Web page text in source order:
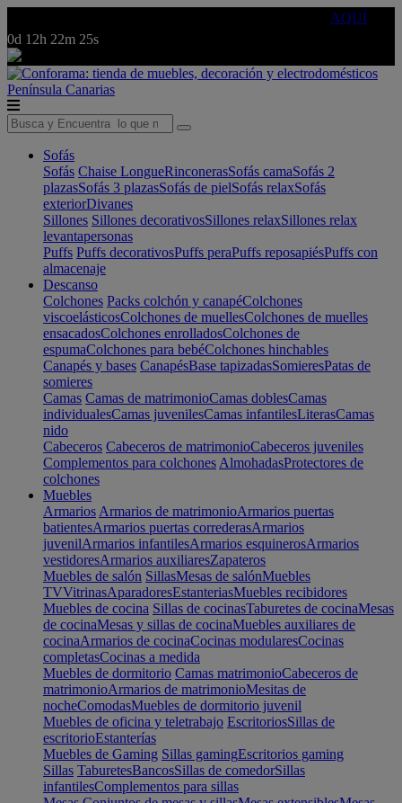
AQUÍ
0d 12h 22m 25s
Península Canarias
Sofás
Sofás Chaise LongueRinconerasSofás camaSofás 2
plazasSofás 3 plazasSofás de pielSofás relaxSofás
exteriorDivanes
Sillones Sillones decorativosSillones relaxSillones relax
levantapersonas
Puffs Puffs decorativosPuffs peraPuffs reposapiésPuffs con
almacenaje
Descanso
Colchones Packs colchón y canapéColchones
viscoelásticosColchones de muellesColchones de muelles
ensacadosColchones enrolladosColchones de
espumaColchones para bebéColchones hinchables
Canapés y bases CanapésBase tapizadasSomieresPatas de
somieres
Camas Camas de matrimonioCamas doblesCamas
individualesCamas juvenilesCamas infantilesLiterasCamas
nido
Cabeceros Cabeceros de matrimonioCabeceros juveniles
Complementos para colchones AlmohadasProtectores de
colchones
Muebles
Armarios Armarios de matrimonioArmarios puertas
batientesArmarios puertas correderasArmarios
juvenilArmarios infantilesArmarios esquinerosArmarios
vestidoresArmarios auxiliaresZapateros
Muebles de salón SillasMesas de salónMuebles
TVVitrinasAparadoresEstanteriasMuebles recibidores
Muebles de cocina Sillas de cocinasTaburetes de cocinaMesas
de cocinaMesas y sillas de cocinaMuebles auxiliares de
cocinaArmarios de cocinaCocinas modularesCocinas
completasCocinas a medida
Muebles de dormitorio Camas matrimonioCabeceros de
matrimonioArmarios de matrimonioMesitas de
nocheComodasMuebles de dormitorio juvenil
Muebles de oficina y teletrabajo EscritoriosSillas de
escritorioEstanterías
Muebles de Gaming Sillas gamingEscritorios gaming
Sillas TaburetesBancosSillas de comedorSillas
infantilesComplementos para sillas